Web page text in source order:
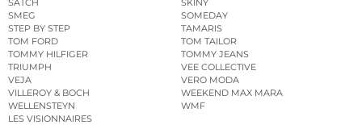
SATCH
SKINY
SMEG
SOMEDAY
STEP BY STEP
TAMARIS
TOM FORD
TOM TAILOR
TOMMY HILFIGER
TOMMY JEANS
TRIUMPH
VEE COLLECTIVE
VEJA
VERO MODA
VILLEROY & BOCH
WEEKEND MAX MARA
WELLENSTEYN
WMF
LES VISIONNAIRES